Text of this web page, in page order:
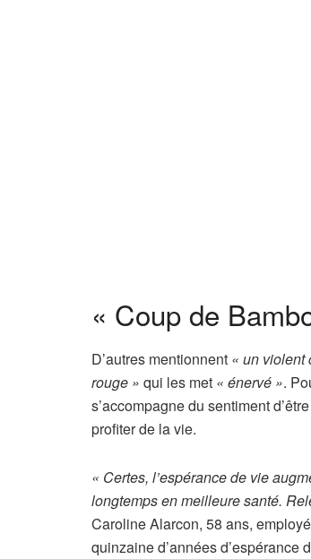
« Coup de
D’autres mentionnent « un violent
rouge » qui les met « énervé ».
s’accompagne du sentiment
profiter de la vie.
« Certes, l’espérance de vie
longtemps en meilleure santé.
Caroline Alarcon, 58 ans,
quinzaine d’années